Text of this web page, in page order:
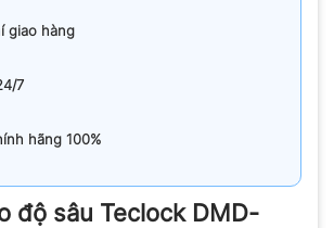
giao hàng
7
hãng 100%
độ sâu Teclock DMD-